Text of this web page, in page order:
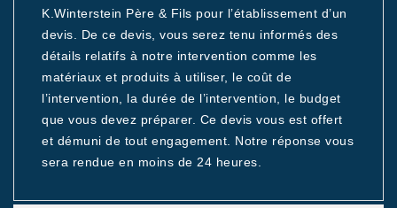
K.Winterstein Père & Fils pour l’établissement d’un
devis. De ce devis, vous serez tenu informés des
détails relatifs à notre intervention comme les
matériaux et produits à utiliser, le coût de
l’intervention, la durée de l’intervention, le budget
que vous devez préparer. Ce devis vous est offert
et démuni de tout engagement. Notre réponse vous
sera rendue en moins de 24 heures.